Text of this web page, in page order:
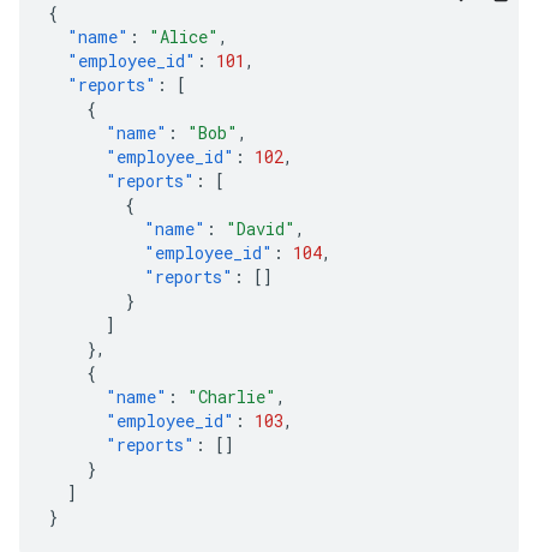
{
"name" : "Alice" ,
"employee_id" : 101 ,
"reports" :
[
{
"name" : "Bob" ,
"employee_id" : 102,
"reports" :
[
{
"name" : "David" ,
"employee_id" : 104,
"reports" :
[]
}
]
},
{
"name" : "Charlie" ,
"employee_id" : 103,
"reports" :
[]
}
]
}